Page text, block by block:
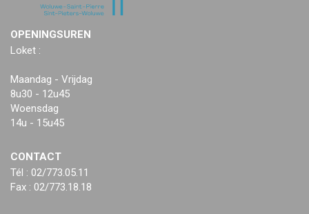
OPENINGSUREN
Loket :
Maandag - Vrijdag
8u30 - 12u45
Woensdag
14u - 15u45
CONTACT
Tél : 02/773.05.11
Fax : 02/773.18.18